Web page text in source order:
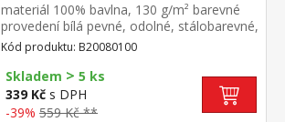
materiál 100% bavlna, 130 g/m² barevné
provedení bílá pevné, odolné, stálobarevné,
obšito gumou pro matrace do výšky 25
cm pratelné do 60 °C
Kód produktu: B20080100
Skladem > 5 ks
339 Kč s DPH
-39% 559 Kč **